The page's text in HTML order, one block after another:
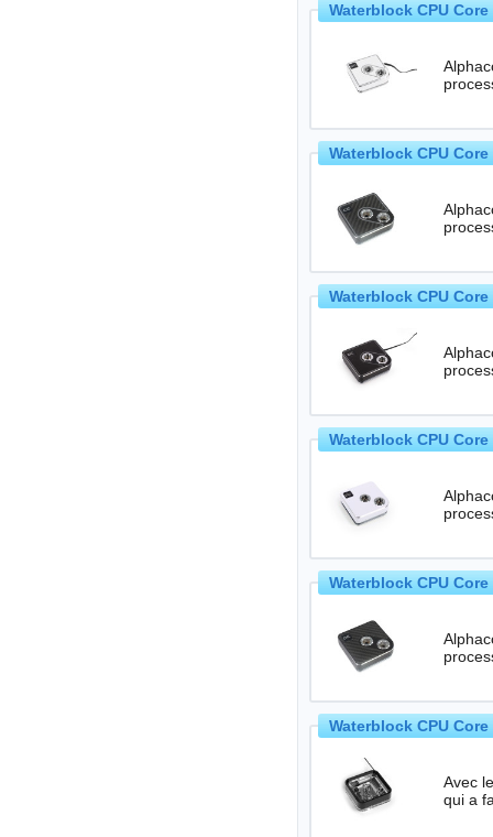
Waterblock CPU
Waterblock CPU
Waterblock CPU
Waterblock CPU
Waterblock CPU
Waterblock CPU
Avec
qui a